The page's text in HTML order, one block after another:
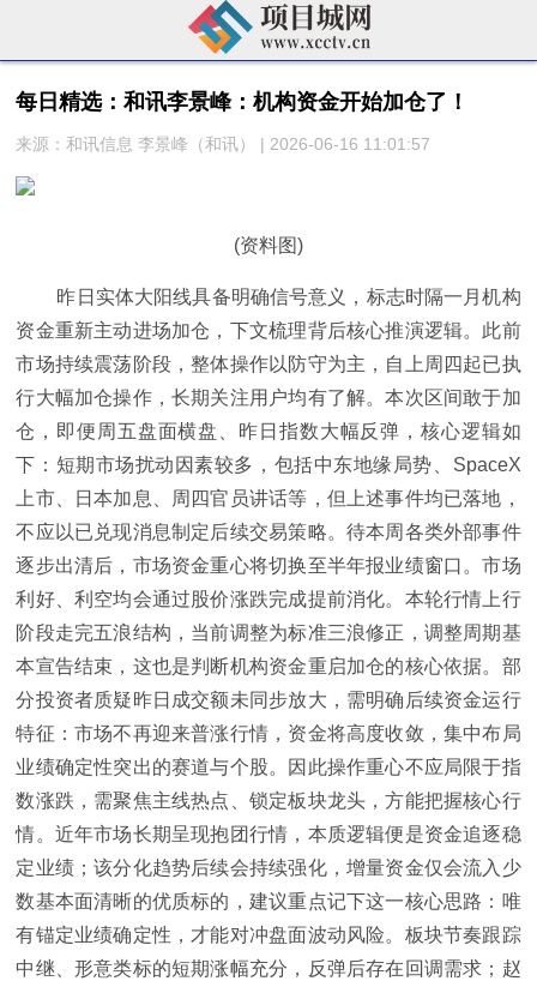
每日精选：和讯李景峰：机构资金开始加仓了！
来源：和讯信息 李景峰（和讯） | 2026-06-16 11:01:57
(资料图)
昨日实体大阳线具备明确信号意义，标志时隔一月机构
资金重新主动进场加仓，下文梳理背后核心推演逻辑。此前
市场持续震荡阶段，整体操作以防守为主，自上周四起已执
行大幅加仓操作，长期关注用户均有了解。本次区间敢于加
仓，即便周五盘面横盘、昨日指数大幅反弹，核心逻辑如
下：短期市场扰动因素较多，包括中东地缘局势、SpaceX
上市、日本加息、周四官员讲话等，但上述事件均已落地，
不应以已兑现消息制定后续交易策略。待本周各类外部事件
逐步出清后，市场资金重心将切换至半年报业绩窗口。市场
利好、利空均会通过股价涨跌完成提前消化。本轮行情上行
阶段走完五浪结构，当前调整为标准三浪修正，调整周期基
本宣告结束，这也是判断机构资金重启加仓的核心依据。部
分投资者质疑昨日成交额未同步放大，需明确后续资金运行
特征：市场不再迎来普涨行情，资金将高度收敛，集中布局
业绩确定性突出的赛道与个股。因此操作重心不应局限于指
数涨跌，需聚焦主线热点、锁定板块龙头，方能把握核心行
情。近年市场长期呈现抱团行情，本质逻辑便是资金追逐稳
定业绩；该分化趋势后续会持续强化，增量资金仅会流入少
数基本面清晰的优质标的，建议重点记下这一核心思路：唯
有锚定业绩确定性，才能对冲盘面波动风险。板块节奏跟踪
中继、形意类标的短期涨幅充分，反弹后存在回调需求；赵